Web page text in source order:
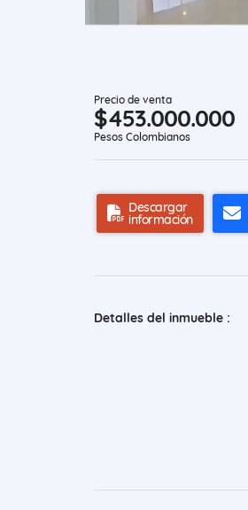
Precio de venta
$453.000.000
Pesos Colombianos
Descargar
información
Detalles del inmueble :